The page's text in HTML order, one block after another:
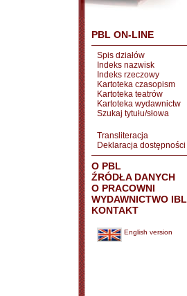
PBL ON-LINE
Spis działów
Indeks nazwisk
Indeks rzeczowy
Kartoteka czasopism
Kartoteka teatrów
Kartoteka wydawnictw
Szukaj tytułu/słowa
Transliteracja
Deklaracja dostępności
O PBL
ŹRÓDŁA DANYCH
O PRACOWNI
WYDAWNICTWO IBL
KONTAKT
English version